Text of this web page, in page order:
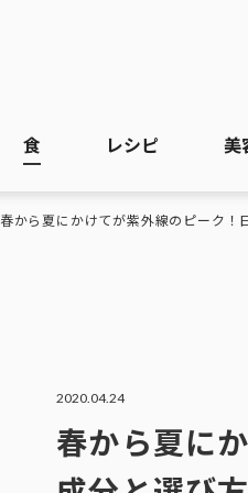
食 レシピ 美
春から夏にかけてが紫外線のピーク！
2020.04.24
春から夏に